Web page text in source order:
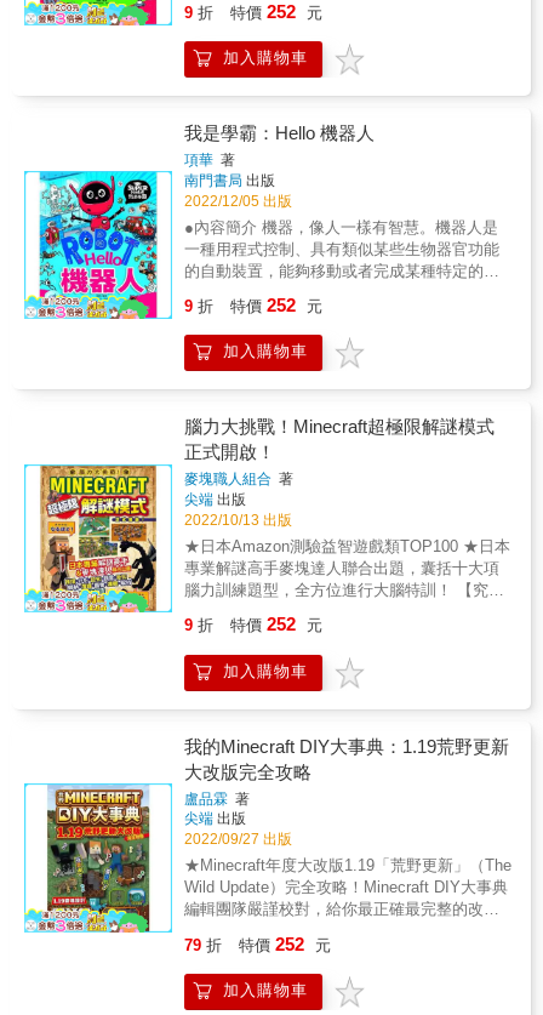
在水世界建造未來基地 ■蜂蜜塊極限運動場 ■
巨大遊樂園 ■飛行烏龜 ■夢幻巨大城堡 ■超巨大
地下城鎮 ■一旦黏上了就甩不開的黏性炸彈 ■
奇幻世界裡培育屬於自己的飛龍 ■服裝、船隻
和船員一應俱全的海盜世界 ■藏身於黑暗襲擊
敵人的忍者 ■單區塊型運動場體驗跑酷 ■解鎖
成就專用地圖 ■鬥技場生存戰 ■七彩運動場 ■異
形脫逃遊戲 ■史前動物遊樂園 ■霍格華茲城重
現 這真的是我的世界Minecraft!?不信的話，看
書照做就知道嘍～ &
似概念訓練程式運算「基本邏輯」。 也就是
學習成果將會是最豐富的。 所以我們編輯了這
本「能夠短時間內領會各種麥塊玩法」的書
籍。不像以往的步驟教學，這本書直接先點出
你該「這樣玩才好玩」，以成果吸睛，再輔以
深入淺出的講解，期讓小朋友歡樂的邊玩邊
學，獲得最大的效果。 【本書十大作品與資料
均提供檔案下載】 1.活用蜜蜂特性做個蜂蜜養
蜂場。 2.設計狐狸們也喜歡的畜牧間。 3.村民
也能活動筋骨的村民自動跳躍水池。 4.全新一
點通的新型烤雞裝置。 5.不用再上上下下跑的
自動運輸裝置。 6.跟現實置物箱一樣的上鎖置
物櫃。 7～10.物件製作的重點配方。 &
躍式的進步。這一時期不僅有各種機器材料的
發明和改進，還出現了各種程式語言，使得人
與機器的關係更加緊密。 ●書籍特色 用淺顥易
的化學」。把地球裝進背包裡「這麼好玩的物
理」。程式、網路、人工智慧、大數據竟如此
有趣「不能不懂的程式設計」。基因、遺傳
&hellip;&hellip;你不知道的生物?密「生物有?
密」。開飯啦！食物是電「Hello機器人」。
9 折 特價 252 元
加入購物車
我是學霸：Hello 機器人
項華 著
南門書局 出版
2022/12/05 出版
●內容簡介 機器，像人一樣有智慧。機器人是
一種用程式控制、具有類似某些生物器官功能
的自動裝置，能夠移動或者完成某種特定的活
人誕生之前，很多人把機器人寫進了自己創的
小說裡。 ●書籍特色 用淺顥易懂又活潑的圖文
說明數字形成「十分鐘愛上數學」。把世界變
路、人工智慧、大數據竟如此有趣「不能不懂
的程式設計」。基因、遺傳&hellip;&hellip;你不
知道的生物?密「生物有?密」。開飯啦！食物
是電「Hello機器人」。
9 折 特價 252 元
加入購物車
腦力大挑戰！Minecraft超極限解謎模式
正式開啟！
麥塊職人組合 著
尖端 出版
2022/10/13 出版
★日本Amazon測驗益智遊戲類TOP100 ★日本
專業解謎高手麥塊達人聯合出題，囊括十大項
腦力訓練題型，全方位進行大腦特訓！ 【究竟
和華生的史提夫和艾莉克斯有一天收到神秘的
挑戰信，嘲諷老是在生存模式打混的兩人，即
使變身為世界名偵探，也是絕對解不出他所設
緒方式，破解重重難關，找到最後的出題者！
【@爸爸媽媽 麥塊不只蓋建築，還可以動腦解
謎！】 很多被小朋友盧著要玩麥塊的家長會
問：麥塊到底能夠幫助小孩什麼？ 麥塊的「創
造模式」能讓小朋友自由地堆方塊蓋房子，讓
他能藉由選材與規劃，培養美學認知與數字運
用的能力； 麥塊的「紅石與指令方塊」則將程
式設計直覺化，讓小朋友藉由堆方塊，便能體
驗到各種邏輯銜接所產生的神奇效果，提升對
寫程式的興趣； 而藉著本書，現在又增加了一
本專業解謎高手麥塊達人聯合出題，內容囊括
當前十大腦力訓練益智題型，可以全方位訓練
9 折 特價 252 元
加入購物車
我的Minecraft DIY大事典：1.19荒野更新
大改版完全攻略
盧品霖 著
尖端 出版
2022/09/27 出版
★Minecraft年度大改版1.19「荒野更新」（The
Wild Update）完全攻略！Minecraft DIY大事典
編輯團隊嚴謹校對，給你最正確最完整的改版
新生物、新方塊、新建物機關、新冒險的資料
以及應用分析！ ★集結最新版核心要素「伏
聆」系方塊的使用創意，帶給你前所未見的物
79 折 特價 252 元
加入購物車